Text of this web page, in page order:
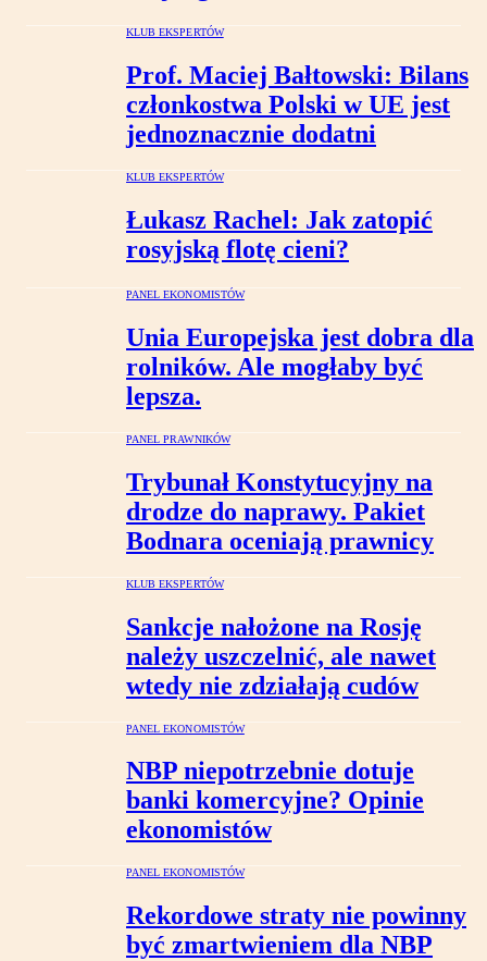
KLUB EKSPERTÓW
Prof. Maciej Bałtowski: Bilans
członkostwa Polski w UE jest
jednoznacznie dodatni
KLUB EKSPERTÓW
Łukasz Rachel: Jak zatopić
rosyjską flotę cieni?
PANEL EKONOMISTÓW
Unia Europejska jest dobra dla
rolników. Ale mogłaby być
lepsza.
PANEL PRAWNIKÓW
Trybunał Konstytucyjny na
drodze do naprawy. Pakiet
Bodnara oceniają prawnicy
KLUB EKSPERTÓW
Sankcje nałożone na Rosję
należy uszczelnić, ale nawet
wtedy nie zdziałają cudów
PANEL EKONOMISTÓW
NBP niepotrzebnie dotuje
banki komercyjne? Opinie
ekonomistów
PANEL EKONOMISTÓW
Rekordowe straty nie powinny
być zmartwieniem dla NBP